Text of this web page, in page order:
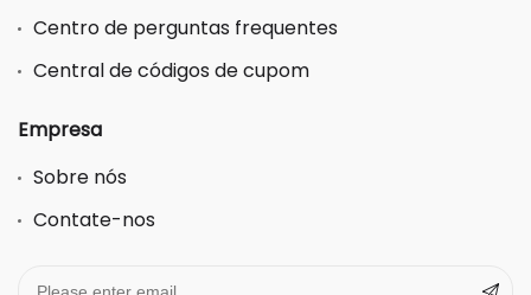
Centro de perguntas frequentes
Central de códigos de cupom
Empresa
Sobre nós
Contate-nos